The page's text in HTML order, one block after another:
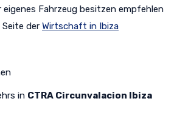
eigenes Fahrzeug besitzen empfehlen
der Wirtschaft in Ibiza
in CTRA Circunvalacion Ibiza